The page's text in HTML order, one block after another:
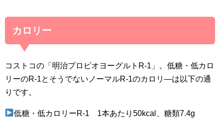
カロリー
コストコの「明治プロビオヨーグルトR-1」。低糖・低カロ
リーのR-1とそうでないノーマルR-1のカロリ―は以下の通
りです。
低糖・低カロリーR-1 1本あたり50kcal、糖類7.4g